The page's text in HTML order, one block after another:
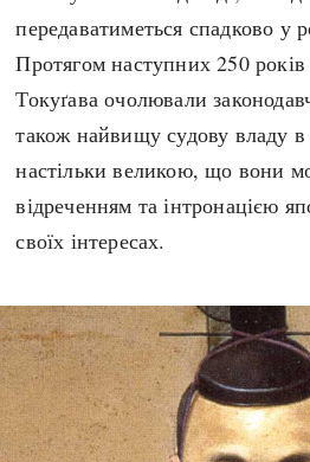
передаватиметься спадково у
Протягом наступних 250
Токуґава очолювали
також найвищу судову владу в
настільки великою, що вони
відреченням та інтронацією
своїх інтересах.